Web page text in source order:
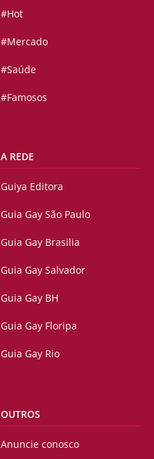
#Hot
#Mercado
#Saúde
#Famosos
A REDE
Guiya Editora
Guia Gay São Paulo
Guia Gay Brasilia
Guia Gay Salvador
Guia Gay BH
Guia Gay Floripa
Guia Gay Rio
OUTROS
Anuncie conosco